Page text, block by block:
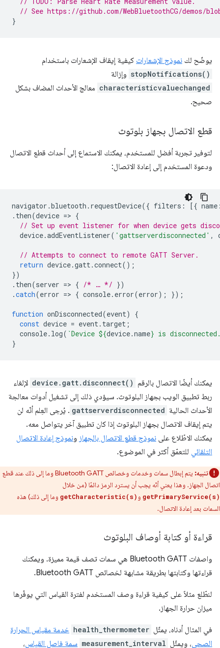
// See https://github.com/WebBluetoothCG/demos/
}
يوضّح لك نموذج الإشعارات كيفية إيقاف الإشعارات باستخدام
stopNotifications() وإزالة
characteristicvaluechanged معالج الأحداث المضاف بشكل
صحيح.
قطع الاتصال بجهاز بلوتوث
لتوفير تجربة أفضل للمستخدم، يمكنك الاستماع إلى أحداث قطع الاتصال
ودعوة المستخدم إلى إعادة الاتصال:
navigator .bluetooth . requestDevice({ filters : [{ name
. then(device => {
// Set up event listener for when device gets
device.addEventListener( 'gattserverdisconnected' ,
// Attempts to connect to remote GATT Server.
return device.gatt.connect();
})
. then(server => { /* … */ })
.catch(error => { console. error(error); });
function onDisconnected(event)
{
const device = event. target ;
console. log( `Device ${device.name} is
}
يمكنك أيضًا الاتصال بالرقم device.gatt.disconnect() لإلغاء
ربط تطبيق الويب بجهاز البلوتوث. سيؤدي ذلك إلى تشغيل أدوات معالجة
الأحداث الحالية gattserverdisconnected . يُرجى العِلم أنّه لن
يتم إيقاف الاتصال بجهاز البلوتوث إذا كان تطبيق آخر يتواصل معه.
يمكنك الاطّلاع على نموذج قطع الاتصال بالجهاز ونموذج إعادة الاتصال
التلقائي للتعمّق أكثر في الموضوع.
تنبيه:
يتم إبطال سمات وخدمات وخصائص Bluetooth GATT وما إلى ذلك عند قطع
اتصال الجهاز. وهذا يعني أنّه يجب أن يسترد الرمز دائمًا (من خلال
getPrimaryService(s) و getCharacteristic(s) وما إلى ذلك) هذه
السمات بعد إعادة الاتصال.
قراءة أو كتابة أوصاف البلوتوث
واصفات Bluetooth GATT هي سمات تصف قيمة مميزة. ويمكنك
قراءتها وكتابتها بطريقة مشابهة لخصائص Bluetooth GATT.
لنطّلع مثلاً على كيفية قراءة وصف المستخدم لفترة القياس التي يوفّرها
ميزان حرارة الجهاز.
في المثال أدناه، يمثّل health_thermometer خدمة مقياس الحرارة
الصحي، ويمثّل measurement_interval سمة فاصل القياس،